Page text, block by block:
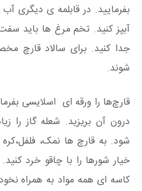
بفرمایید. در قابلمه ی دیگری
آبپز کنید. تخم مرغ ها باید
جدا کنید. برای سالاد قارچ
شوند.
قارچ‌ها را ورقه ای اسلایسی
درون آن بریزید. شعله گاز را
شود. به قارچ ها نمک،
خیار شورها را با چاقو خرد
کاسه ای همه مواد به همراه